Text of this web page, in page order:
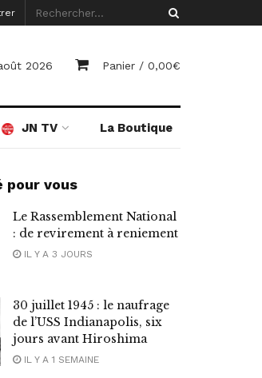
2026 Panier / 0,00€
JN TV La Boutique
pour vous
Le Rassemblement National
: de revirement à reniement
IL Y A 3 JOURS
30 juillet 1945 : le naufrage
de l’USS Indianapolis, six
jours avant Hiroshima
IL Y A 1 SEMAINE